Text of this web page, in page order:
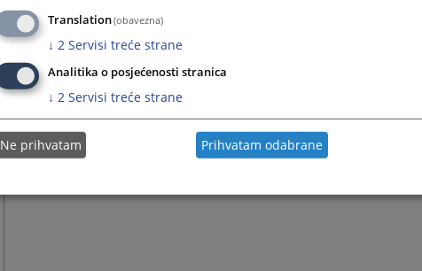
Translation(obavezna)
↓ 2 Servisi treće strane
Analitika o posjećenosti stranica
↓ 2 Servisi treće strane
Ne prihvatam Prihvatam odabrane